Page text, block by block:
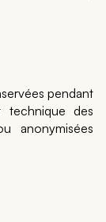
pendant
technique des
anonymisées